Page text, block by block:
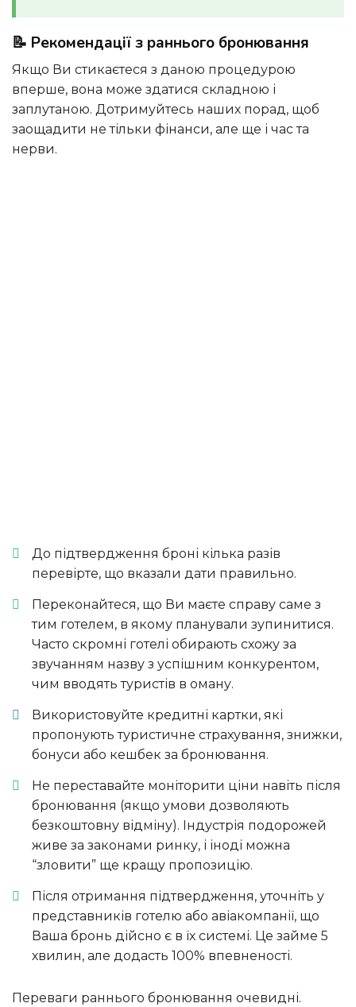
📝 Рекомендації з раннього бронювання
Якщо Ви стикаєтеся з даною процедурою
вперше, вона може здатися складною і
заплутаною. Дотримуйтесь наших порад, щоб
заощадити не тільки фінанси, але ще і час та
нерви.
До підтвердження броні кілька разів
перевірте, що вказали дати правильно.
Переконайтеся, що Ви маєте справу саме з
тим готелем, в якому планували зупинитися.
Часто скромні готелі обирають схожу за
звучанням назву з успішним конкурентом,
чим вводять туристів в оману.
Використовуйте кредитні картки, які
пропонують туристичне страхування, знижки,
бонуси або кешбек за бронювання.
Не переставайте моніторити ціни навіть після
бронювання (якщо умови дозволяють
безкоштовну відміну). Індустрія подорожей
живе за законами ринку, і іноді можна
“зловити” ще кращу пропозицію.
Після отримання підтвердження, уточніть у
представників готелю або авіакомпанії, що
Ваша бронь дійсно є в їх системі. Це займе 5
хвилин, але додасть 100% впевненості.
Переваги раннього бронювання очевидні.